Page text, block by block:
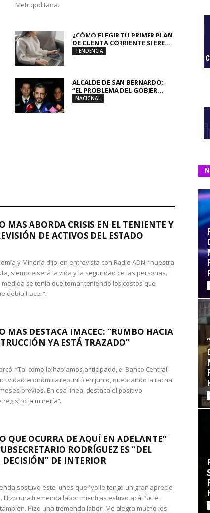
Metropolitana.
¿CÓMO ELEGIR TU PRIMER PLAN
DE CUENTA CORRIENTE SI ERE...
TENDENCIA
ALCALDE DE SAN BERNARDO:
“EL PROBLEMA DEL GOBIER...
NACIONAL
MAS ABORDA CRISIS EN EL TENIENTE Y
DE ACTIVOS DEL ESTADO
y Minería dijo, en entrevista con Radio ADN, “nuestra
siempre será la vida y la seguridad de las personas.
medida se tenía que tomar teniendo los costos que
debía hacer”.
MAS DESTACA IMACEC: “RUMBO HACIA
YA ESTÁ TRAZADO”
“Tal como lo habíamos anticipado, el Banco Central
económica repuntó en junio, quebrando la racha
previos. En esa línea, destaca el positivo
la minería”.
QUE OCURRA DE AQUÍ EN ADELANTE”
RODRÍGUEZ ES “DEL
DE INTERIOR
sostuvo este lunes que “yo le tengo un gran aprecio
Hizo una tremenda labor mientras estuvo acá. Se le
Hizo una tremenda labor. Me alegra mucho los